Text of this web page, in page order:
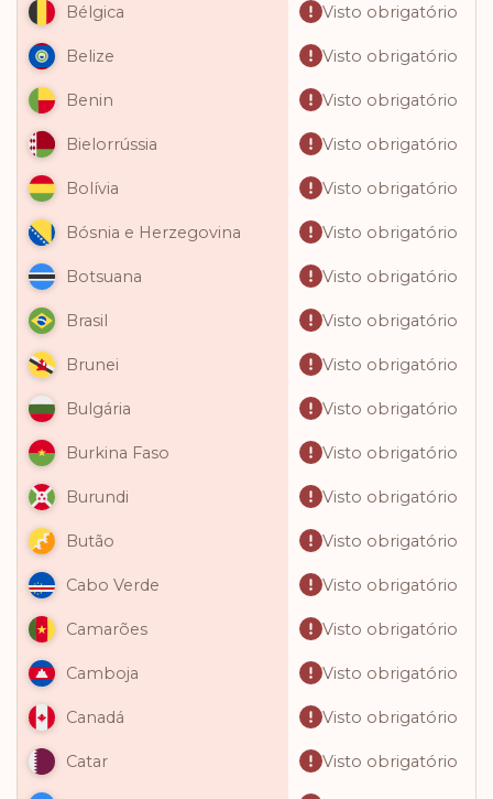
Bélgica Visto obrigatório
Belize Visto obrigatório
Benin Visto obrigatório
Bielorrússia Visto obrigatório
Bolívia Visto obrigatório
Bósnia e Herzegovina Visto obrigatório
Botsuana Visto obrigatório
Brasil Visto obrigatório
Brunei Visto obrigatório
Bulgária Visto obrigatório
Burkina Faso Visto obrigatório
Burundi Visto obrigatório
Butão Visto obrigatório
Cabo Verde Visto obrigatório
Camarões Visto obrigatório
Camboja Visto obrigatório
Canadá Visto obrigatório
Catar Visto obrigatório